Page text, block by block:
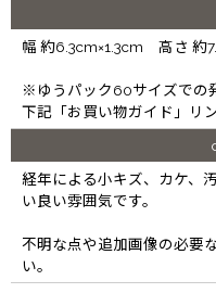
幅 約6.3cm×1.3cm 高さ 約
※ゆうパック60サイズでの
下記「お買い物ガイド」リ
経年による小キズ、カケ、
い良い雰囲気です。
不明な点や追加画像の必要
い。